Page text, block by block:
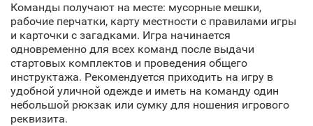
Команды получают на месте: мусорные мешки,
рабочие перчатки, карту местности с правилами игры
и карточки с загадками. Игра начинается
одновременно для всех команд после выдачи
стартовых комплектов и проведения общего
инструктажа. Рекомендуется приходить на игру в
удобной уличной одежде и иметь на команду один
небольшой рюкзак или сумку для ношения игрового
реквизита.